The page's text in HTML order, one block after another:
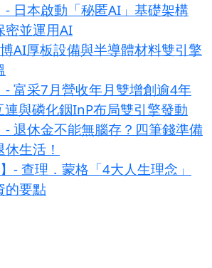
- 日本啟動「秘匿AI」基礎架構
密並運用AI
博AI厚板設備與半導體材料雙引擎
- 富采7月營收年月雙增創逾4年
連與磷化銦InP布局雙引擎發動
- 退休金不能無腦存？四筆錢準備
生活！
- 查理．蒙格「4大人生理念」
的要點